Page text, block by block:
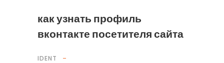
как узнать профиль
вконтакте посетителя сайта
IDENT